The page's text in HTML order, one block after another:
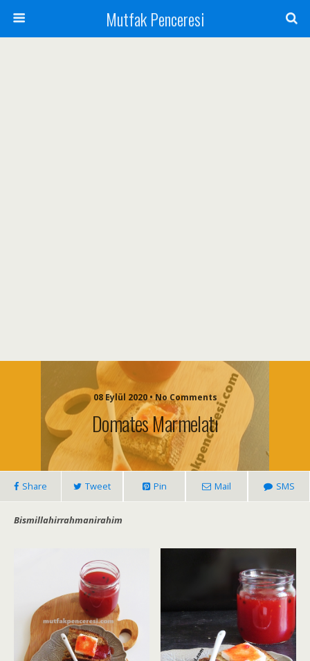
Mutfak Penceresi
08 Eylül 2020 • No Comments
Domates Marmelatı
Share Tweet Pin Mail SMS
Bismillahirrahmanirahim